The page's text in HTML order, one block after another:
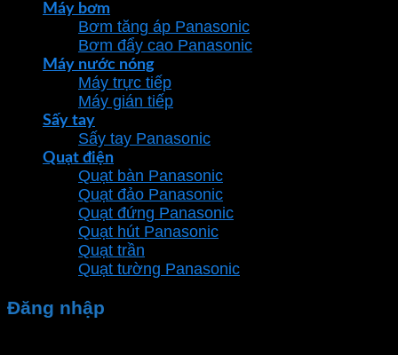
Máy bơm
Bơm tăng áp Panasonic
Bơm đẩy cao Panasonic
Máy nước nóng
Máy trực tiếp
Máy gián tiếp
Sấy tay
Sấy tay Panasonic
Quạt điện
Quạt bàn Panasonic
Quạt đảo Panasonic
Quạt đứng Panasonic
Quạt hút Panasonic
Quạt trần
Quạt tường Panasonic
Đăng nhập